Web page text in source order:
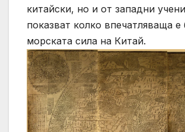
китайски, но и от западни
показват колко впечатляваща е
морската сила на Китай.